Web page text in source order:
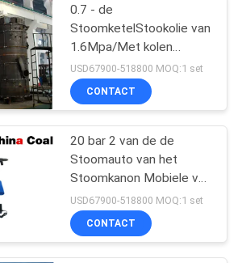
pijplassen
rotator
146
0.7 - de
StoomketelStookolie van
1.6Mpa/Met kolen
gestookte Stoomketels
USD67900-518800 MOQ:1 set
CONTACT
20 bar 2 van de de
Stoomauto van het
Stoomkanon Mobiele van
de de Wasmachinevtd
Stoom de
Autowasmachine
USD67900-518800 MOQ:1 set
CONTACT